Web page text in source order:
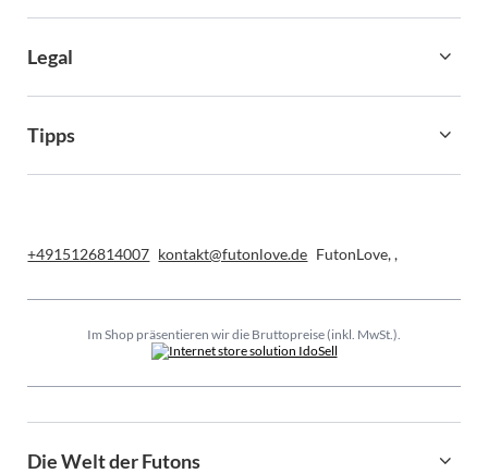
Legal
Tipps
+4915126814007 kontakt@futonlove.de FutonLove,,
Im Shop präsentieren wir die Bruttopreise (inkl. MwSt.).
Die Welt der Futons